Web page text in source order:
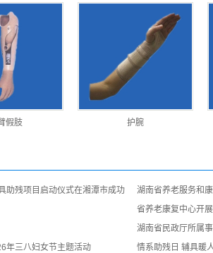
假肢 护腕
残项目启动仪式在湘潭市成功
湖南省养老服务和
省养老康复中心开
湖南省民政厅所属
年三八妇女节主题活动
情系助残日 辅具暖